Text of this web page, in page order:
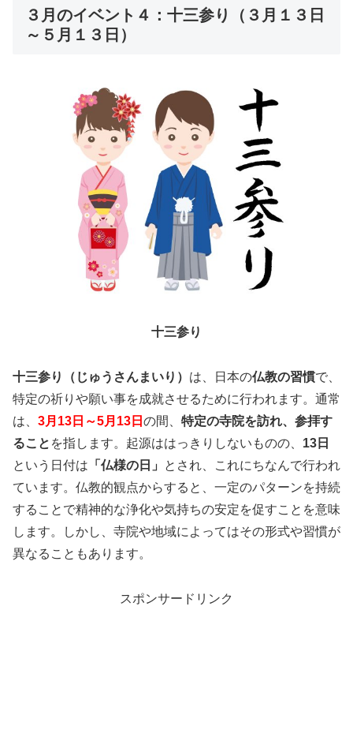
３月のイベント４：十三参り（３月１３日
～５月１３日）
十三参り
十三参り（じゅうさんまいり） は、日本の仏教の習慣で、
特定の祈りや願い事を成就させるために行われます。通常
は、 3月13日～5月13日 の間、 特定の寺院を訪れ、参拝す
ること を指します。起源ははっきりしないものの、 13日
という日付は 「仏様の日」
とされ、これにちなんで行われ
ています。仏教的観点からすると、一定のパターンを持続
することで精神的な浄化や気持ちの安定を促すことを意味
します。しかし、寺院や地域によってはその形式や習慣が
異なることもあります。
スポンサードリンク